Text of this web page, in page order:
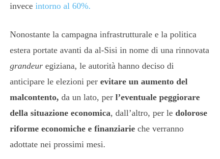
invece intorno al 60%.
Nonostante la campagna infrastrutturale e la politica
estera portate avanti da al-Sisi in nome di una rinnovata
grandeur egiziana, le autorità hanno deciso di
anticipare le elezioni per evitare un aumento del
malcontento, da un lato, per l’eventuale peggiorare
della situazione economica, dall’altro, per le dolorose
riforme economiche e finanziarie che verranno
adottate nei prossimi mesi.